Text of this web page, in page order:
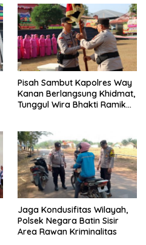
Pisah Sambut Kapolres Way
Kanan Berlangsung Khidmat,
Tunggul Wira Bhakti Ramik
Jaga Kondusifitas Wilayah,
Polsek Negara Batin Sisir
Area Rawan Kriminalitas